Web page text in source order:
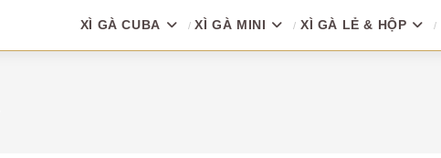
XÌ GÀ CUBA XÌ GÀ MINI XÌ GÀ LẺ & HỘP